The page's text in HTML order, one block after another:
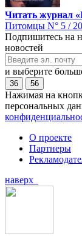
Читать журнал
Питомцы N° 5 /
Подпишитесь на
новостей
и выберите
36 56
Нажимая на
персональных
О проекте
Партнеры
наверх